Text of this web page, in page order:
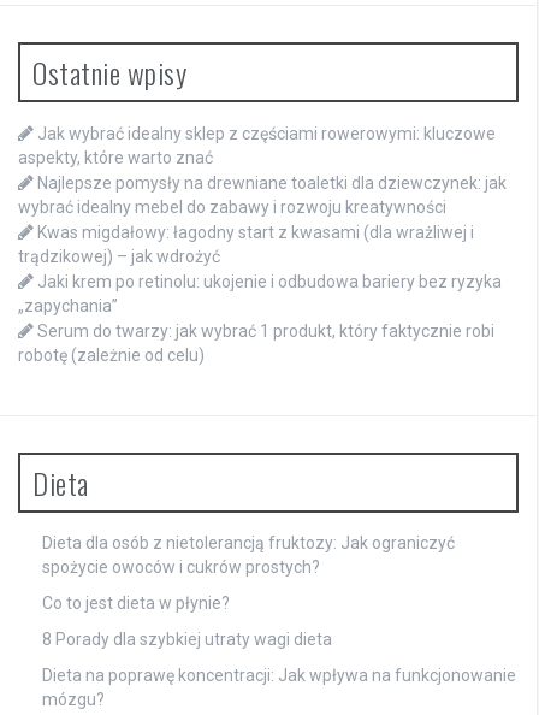
Ostatnie wpisy
Jak wybrać idealny sklep z częściami rowerowymi: kluczowe
aspekty, które warto znać
Najlepsze pomysły na drewniane toaletki dla dziewczynek: jak
wybrać idealny mebel do zabawy i rozwoju kreatywności
Kwas migdałowy: łagodny start z kwasami (dla wrażliwej i
trądzikowej) – jak wdrożyć
Jaki krem po retinolu: ukojenie i odbudowa bariery bez ryzyka
„zapychania”
Serum do twarzy: jak wybrać 1 produkt, który faktycznie robi
robotę (zależnie od celu)
Dieta
Dieta dla osób z nietolerancją fruktozy: Jak ograniczyć
spożycie owoców i cukrów prostych?
Co to jest dieta w płynie?
8 Porady dla szybkiej utraty wagi dieta
Dieta na poprawę koncentracji: Jak wpływa na funkcjonowanie
mózgu?